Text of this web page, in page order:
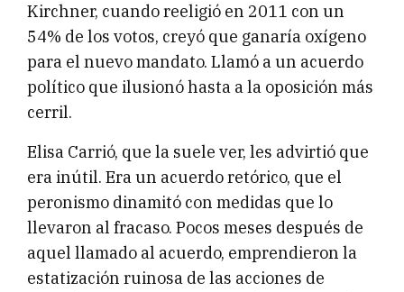
Kirchner, cuando reeligió en 2011 con un
54% de los votos, creyó que ganaría oxígeno
para el nuevo mandato. Llamó a un acuerdo
político que ilusionó hasta a la oposición más
cerril.
Elisa Carrió, que la suele ver, les advirtió que
era inútil. Era un acuerdo retórico, que el
peronismo dinamitó con medidas que lo
llevaron al fracaso. Pocos meses después de
aquel llamado al acuerdo, emprendieron la
estatización ruinosa de las acciones de